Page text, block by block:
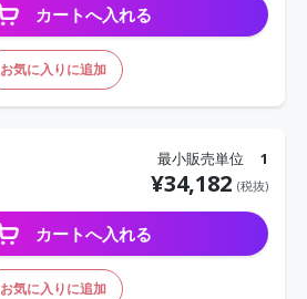
カートへ入れる
お気に入りに追加
最小販売単位 1
¥34,182 (税抜)
カートへ入れる
お気に入りに追加